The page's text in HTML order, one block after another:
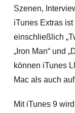
Szenen,
iTunes Extras
einschließlich
„Iron Man“ und
können iTunes
Mac als auch
Mit iTunes 9